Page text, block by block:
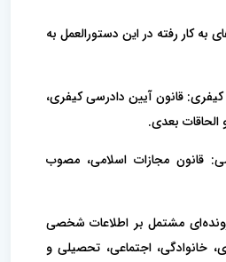
به کار رفته در این دستورالعمل به
قانون آیین دادرسی کیفری،
قانون مجازات اسلامی، مصوب
مشتمل بر اطلاعات شخصی
خانوادگی، اجتماعی، تحصیلی و